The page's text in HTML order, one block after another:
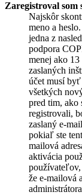
Zaregistroval som
Najskôr
meno a
jedna z
podpora
menej ako
zaslaných
účet musí
všetkých
pred tim, ako
registrovali,
zaslaný e-
pokiaľ ste
mailová
aktivácia
že e-mailová